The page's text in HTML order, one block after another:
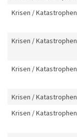
Krisen / Katastrophen
Krisen / Katastrophen
Krisen / Katastrophen
Krisen / Katastrophen
Krisen / Katastrophen